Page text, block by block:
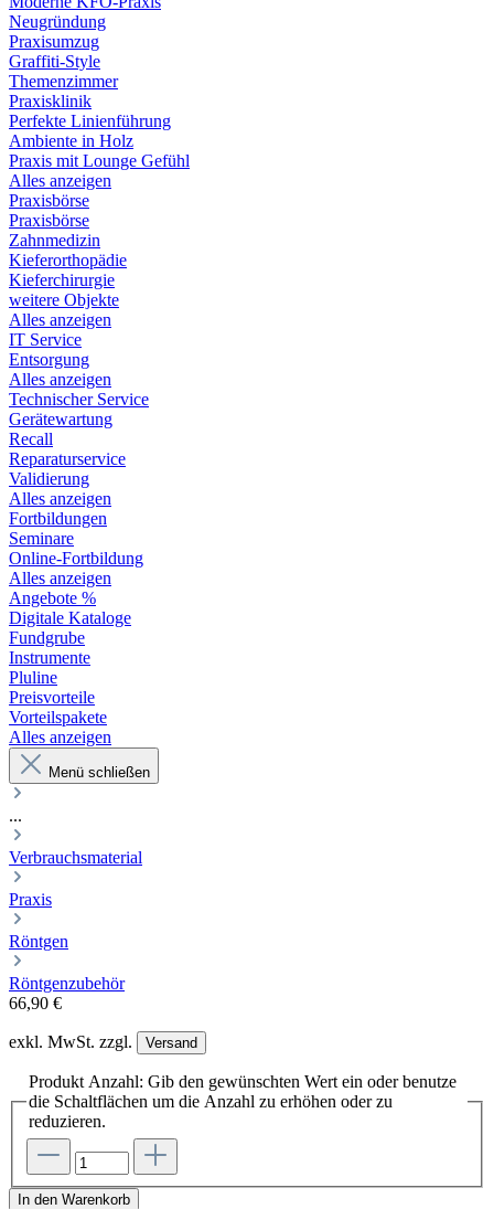
Neugründung
Praxisumzug
Graffiti-Style
Themenzimmer
Praxisklinik
Perfekte Linienführung
Ambiente in Holz
Praxis mit Lounge Gefühl
Alles anzeigen
Praxisbörse
Praxisbörse
Zahnmedizin
Kieferorthopädie
Kieferchirurgie
weitere Objekte
Alles anzeigen
IT Service
Entsorgung
Alles anzeigen
Technischer Service
Gerätewartung
Recall
Reparaturservice
Validierung
Alles anzeigen
Fortbildungen
Seminare
Online-Fortbildung
Alles anzeigen
Angebote %
Digitale Kataloge
Fundgrube
Instrumente
Pluline
Preisvorteile
Vorteilspakete
Alles anzeigen
Menü schließen
...
Verbrauchsmaterial
Praxis
Röntgen
Röntgenzubehör
66,90 €
exkl. MwSt. zzgl. Versand
Produkt Anzahl: Gib den gewünschten Wert ein oder benutze
die Schaltflächen um die Anzahl zu erhöhen oder zu
reduzieren.
In den Warenkorb